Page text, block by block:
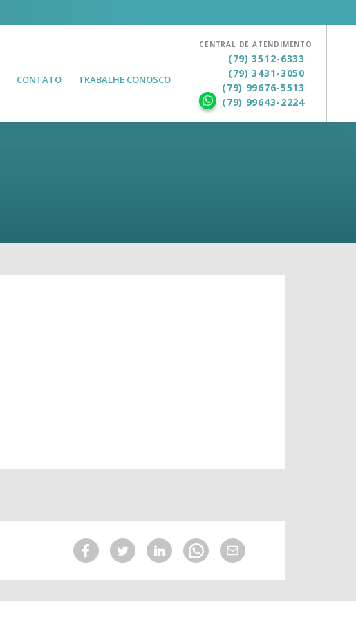
CONTATO TRABALHE CONOSCO
CENTRAL DE ATENDIMENTO
(79) 3512-6333
(79) 3431-3050
(79) 99676-5513
(79) 99643-2224